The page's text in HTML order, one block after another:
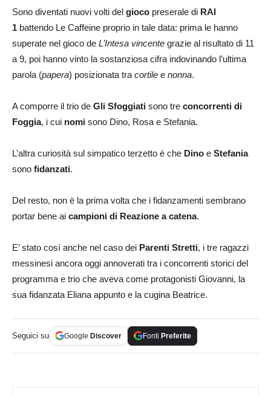
Sono diventati nuovi volti del gioco preserale di RAI
1 battendo Le Caffeine proprio in tale data: prima le hanno
superate nel gioco de L’Intesa vincente grazie al risultato di 11
a 9, poi hanno vinto la sostanziosa cifra indovinando l’ultima
parola (papera) posizionata tra cortile e nonna.
A comporre il trio de Gli Sfoggiati sono tre concorrenti di
Foggia, i cui nomi sono Dino, Rosa e Stefania.
L’altra curiosità sul simpatico terzetto è che Dino e Stefania
sono fidanzati.
Del resto, non è la prima volta che i fidanzamenti sembrano
portar bene ai campioni di Reazione a catena.
E’ stato così anche nel caso dei Parenti Stretti, i tre ragazzi
messinesi ancora oggi annoverati tra i concorrenti storici del
programma e trio che aveva come protagonisti Giovanni, la
sua fidanzata Eliana appunto e la cugina Beatrice.
Seguici su Google Discover Fonti Preferite